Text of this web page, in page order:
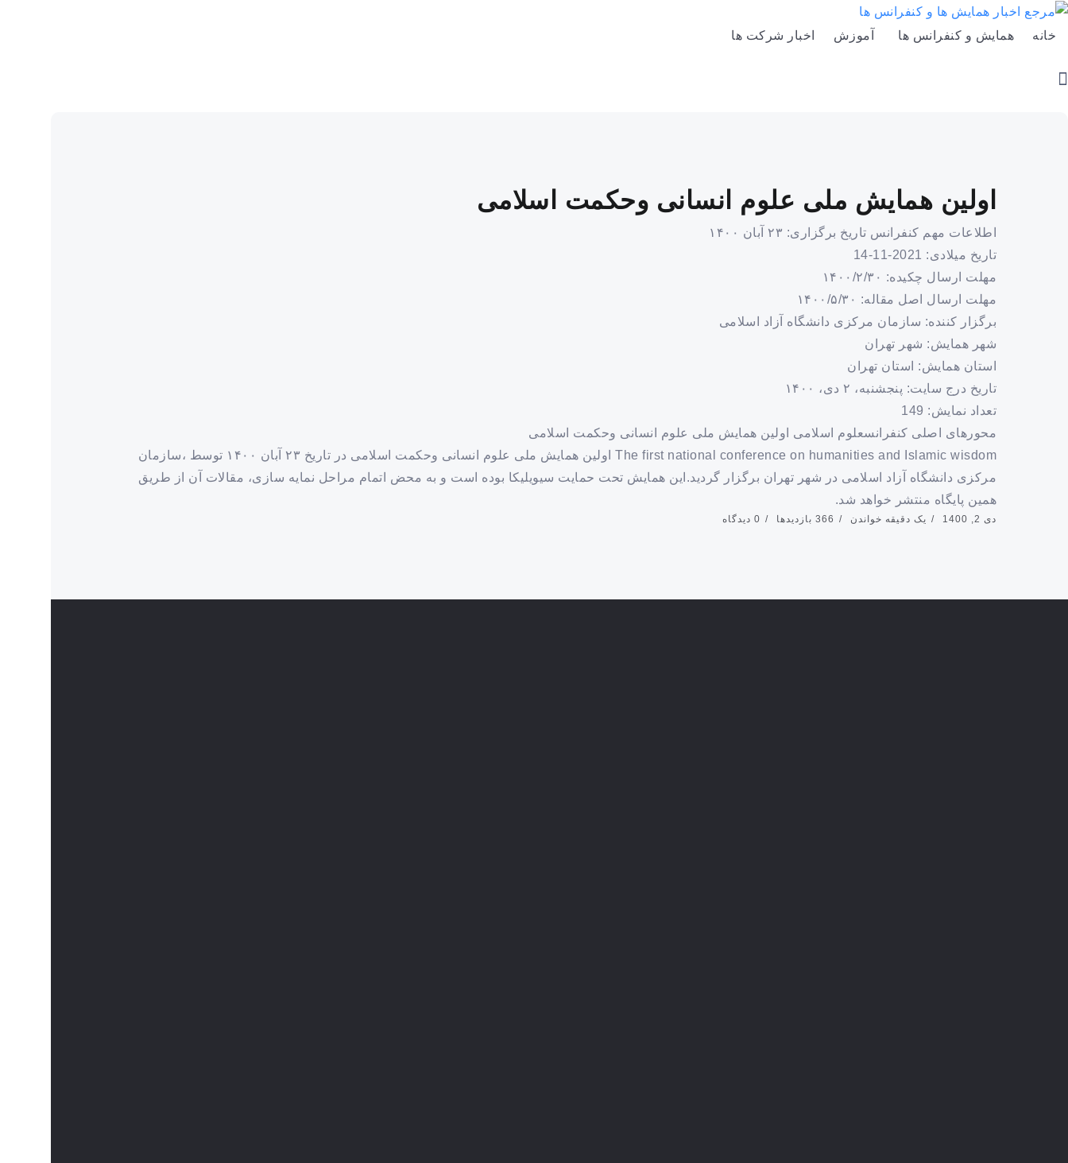
خانه همایش و کنفرانس ها آموزش اخبار شرکت ها
اولین همایش ملی علوم انسانی وحکمت اسلامی
اطلاعات مهم کنفرانس تاریخ برگزاری: ۲۳ آبان ۱۴۰۰
تاریخ میلادی: 2021-11-14
مهلت ارسال چکیده: ۱۴۰۰/۲/۳۰
مهلت ارسال اصل مقاله: ۱۴۰۰/۵/۳۰
برگزار کننده: سازمان مرکزی دانشگاه آزاد اسلامی
شهر همایش: شهر تهران
استان همایش: استان تهران
تاریخ درج سایت: پنجشنبه، ۲ دی، ۱۴۰۰
تعداد نمایش: 149
محورهای اصلی کنفرانسعلوم اسلامی اولین همایش ملی علوم انسانی وحکمت اسلامی
The first national conference on humanities and Islamic wisdom اولین همایش ملی علوم انسانی وحکمت اسلامی در تاریخ ۲۳ آبان ۱۴۰۰ توسط ،سازمان
مرکزی دانشگاه آزاد اسلامی در شهر تهران برگزار گردید.این همایش تحت حمایت سیویلیکا بوده است و به محض اتمام مراحل نمایه سازی، مقالات آن از طریق
همین پایگاه منتشر خواهد شد.
دی 2, 1400 یک دقیقه خواندن 366 بازدیدها 0 دیدگاه